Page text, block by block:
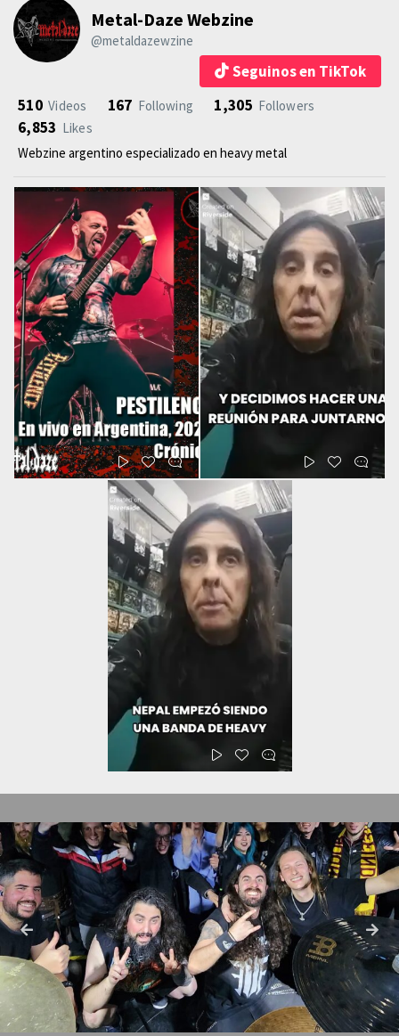
Metal-Daze Webzine
@metaldazewzine
Seguinos en TikTok
510 Videos 167 Following 1,305 Followers
6,853 Likes
Webzine argentino especializado en heavy metal